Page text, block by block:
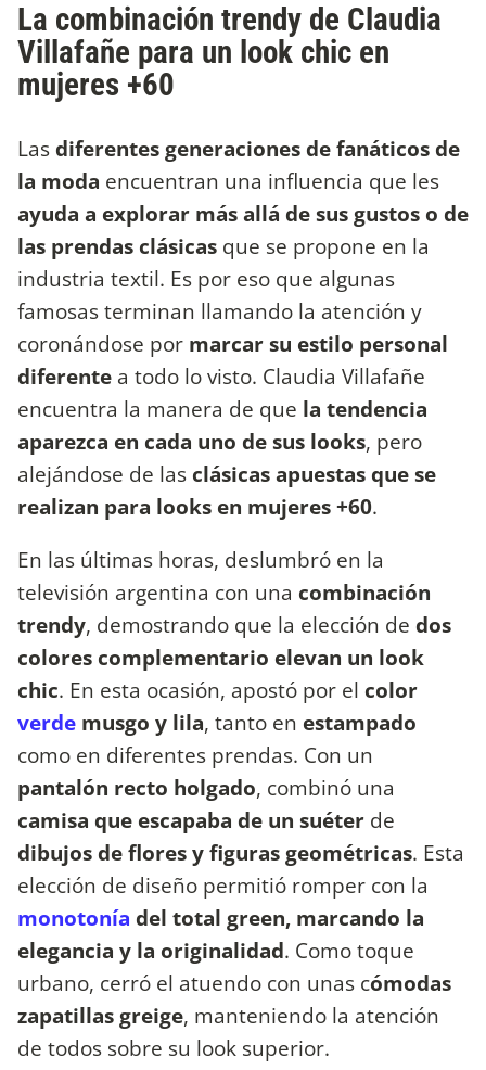
La combinación trendy de Claudia
Villafañe para un look chic en
mujeres +60
Lasdiferentes generaciones de fanáticos de
la moda encuentran una influencia que les
ayuda a explorar más allá de sus gustos o de
las prendas clásicas que se propone en la
industria textil. Es por eso que algunas
famosas terminan llamando la atención y
coronándose por marcar su estilo personal
diferente a todo lo visto. Claudia Villafañe
encuentra la manera de que la tendencia
aparezca en cada uno de sus looks, pero
alejándose de las clásicas apuestas que se
realizan para looks en mujeres +60.
En las últimas horas, deslumbró en la
televisión argentina con una combinación
trendy, demostrando que la elección de dos
colores complementario elevan un look
chic. En esta ocasión, apostó por el color
verde musgo y lila, tanto en estampado
como en diferentes prendas. Con un
pantalón recto holgado, combinó una
camisa que escapaba de un suéter de
dibujos de flores y figuras geométricas. Esta
elección de diseño permitió romper con la
monotonía del total green, marcando la
elegancia y la originalidad. Como toque
urbano, cerró el atuendo con unas cómodas
zapatillas greige, manteniendo la atención
de todos sobre su look superior.